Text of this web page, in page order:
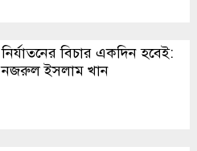
নির্যাতনের বিচার একদিন হবেই:
নজরুল ইসলাম খান